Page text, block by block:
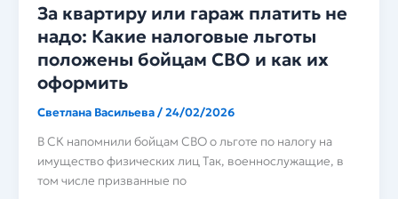
За квартиру или гараж платить не
надо: Какие налоговые льготы
положены бойцам СВО и как их
оформить
Светлана Васильева/24/02/2026
В СК напомнили бойцам СВО о льготе по налогу на
имущество физических лиц Так, военнослужащие, в
том числе призванные по